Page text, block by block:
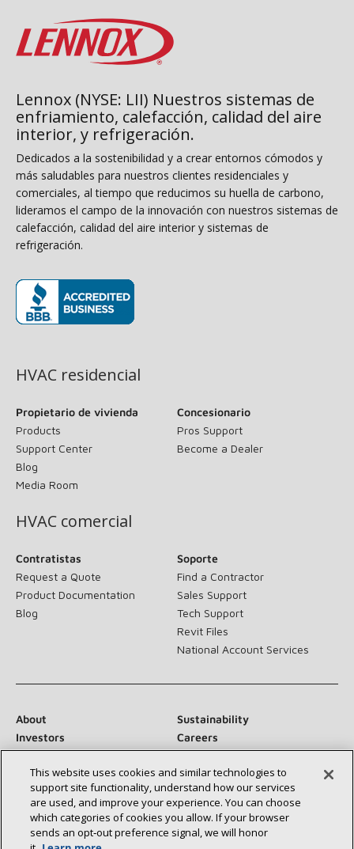
Lennox (NYSE: LII) Nuestros sistemas de
enfriamiento, calefacción, calidad del aire
interior, y refrigeración.
Dedicados a la sostenibilidad y a crear entornos cómodos y
más saludables para nuestros clientes residenciales y
comerciales, al tiempo que reducimos su huella de carbono,
lideramos el campo de la innovación con nuestros sistemas de
calefacción, calidad del aire interior y sistemas de
refrigeración.
HVAC residencial
Propietario de vivienda
Products
Support Center
Blog
Media Room
Concesionario
Pros Support
Become a Dealer
HVAC comercial
Contratistas
Request a Quote
Product Documentation
Blog
Soporte
Find a Contractor
Sales Support
Tech Support
Revit Files
National Account Services
About
Sustainability
Investors
Careers
Suppliers
Contact Us
Newsroom
Conéctese con nosotros:
This website uses cookies and similar technologies to
support site functionality, understand how our services
are used, and improve your experience. You can choose
which categories of cookies you allow. If your browser
sends an opt‑out preference signal, we will honor